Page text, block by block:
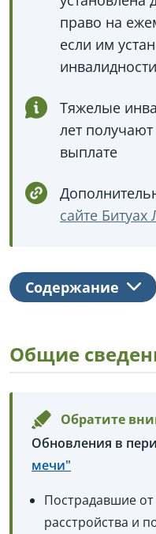
право на
если им
Тяжелые
лет
выплате
сайте Битуах
Содержание
Общие
Обратите
Обновления в
мечи"
Пострадавшие от
расстройства и